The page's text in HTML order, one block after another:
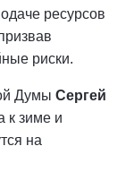
ресурсов
риски.
Думы Сергей
к зиме и
на